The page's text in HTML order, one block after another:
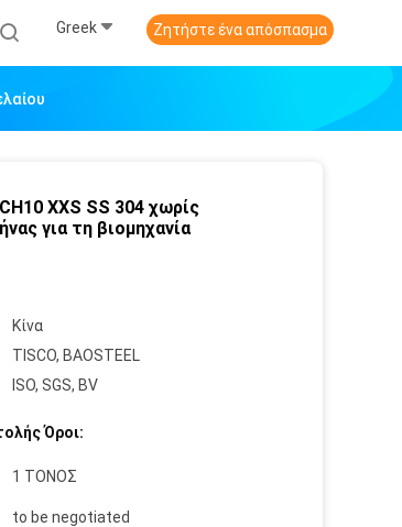
Greek Ζητήστε ένα απόσπασμα
XXS SS 304 χωρίς
για τη βιομηχανία
Κίνα
TISCO, BAOSTEEL
ISO, SGS, BV
Όροι:
1 ΤΟΝΟΣ
to be negotiated